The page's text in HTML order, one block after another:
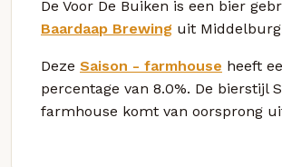
De Voor De Buiken is een bier
Baardaap Brewing uit
Deze Saison - farmhouse heeft
percentage van 8.0%. De bierstijl
farmhouse komt van oorsprong